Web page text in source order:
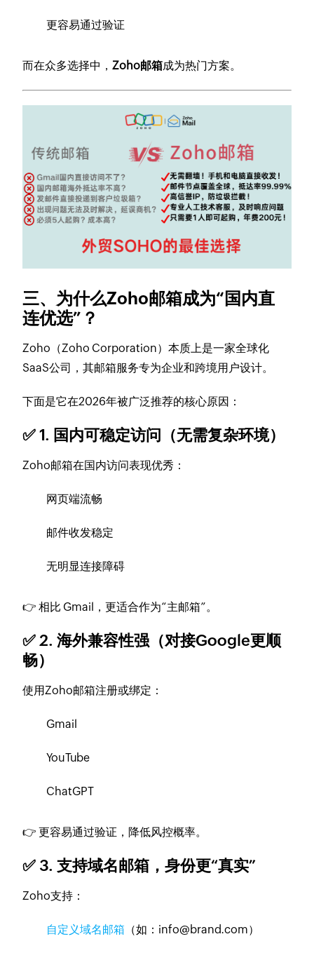
更容易通过验证
而在众多选择中，Zoho邮箱成为热门方案。
三、为什么Zoho邮箱成为“国内直
连优选”？
Zoho（Zoho Corporation）本质上是一家全球化
SaaS公司，其邮箱服务专为企业和跨境用户设计。
下面是它在2026年被广泛推荐的核心原因：
✅ 1. 国内可稳定访问（无需复杂环境）
Zoho邮箱在国内访问表现优秀：
网页端流畅
邮件收发稳定
无明显连接障碍
👉 相比 Gmail，更适合作为“主邮箱”。
✅ 2. 海外兼容性强（对接Google更顺
畅）
使用Zoho邮箱注册或绑定：
Gmail
YouTube
ChatGPT
👉 更容易通过验证，降低风控概率。
✅ 3. 支持域名邮箱，身份更“真实”
Zoho支持：
自定义域名邮箱 （如：info@brand.com）